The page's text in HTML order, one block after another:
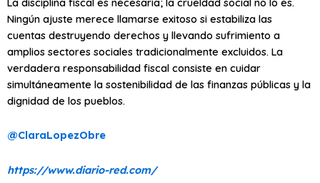
Ningún ajuste merece llamarse exitoso si estabiliza las
cuentas destruyendo derechos y llevando sufrimiento a
amplios sectores sociales tradicionalmente excluidos. La
verdadera responsabilidad fiscal consiste en cuidar
simultáneamente la sostenibilidad de las finanzas públicas y la
dignidad de los pueblos.
@ClaraLopezObre
https://www.diario-red.com/